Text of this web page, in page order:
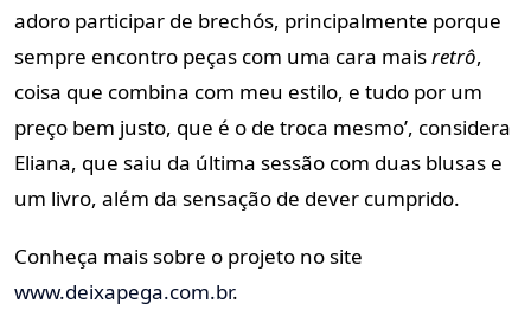
adoro participar de brechós, principalmente porque
sempre encontro peças com uma cara maisretrô,
coisa que combina com meu estilo, e tudo por um
preço bem justo, que é o de troca mesmo’, considera
Eliana, que saiu da última sessão com duas blusas e
um livro, além da sensação de dever cumprido.
Conheça mais sobre o projeto no site
www.deixapega.com.br.